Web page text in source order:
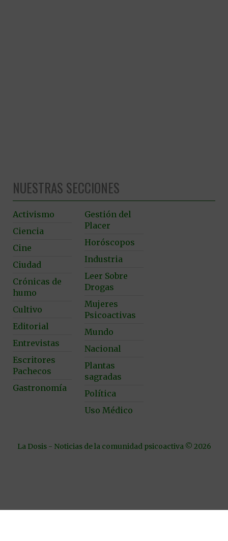
NUESTRAS SECCIONES
Activismo
Ciencia
Cine
Ciudad
Crónicas de
humo
Cultivo
Editorial
Entrevistas
Escritores
Pachecos
Gastronomía
Gestión del
Placer
Horóscopos
Industria
Leer Sobre
Drogas
Mujeres
Psicoactivas
Mundo
Nacional
Plantas
sagradas
Política
Uso Médico
La Dosis - Noticias de la comunidad psicoactiva © 2026